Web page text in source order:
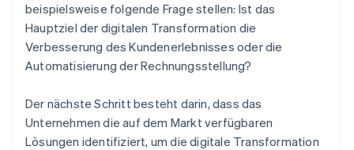
beispielsweise folgende Frage stellen: Ist das
Hauptziel der digitalen Transformation die
Verbesserung des Kundenerlebnisses oder die
Automatisierung der Rechnungsstellung?
Der nächste Schritt besteht darin, dass das
Unternehmen die auf dem Markt verfügbaren
Lösungen identifiziert, um die digitale Transformation